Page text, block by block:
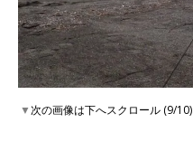
▼次の画像は下へスクロール (9/10)